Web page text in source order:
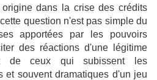
dans la crise des crédits
question n'est pas simple du
apportées par les pouvoirs
des réactions d'une légitime
de ceux qui subissent les
et souvent dramatiques d'un jeu